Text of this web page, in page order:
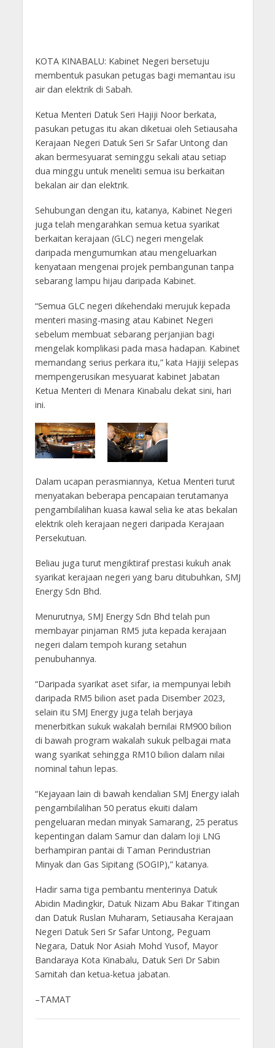
KOTA KINABALU: Kabinet Negeri bersetuju
membentuk pasukan petugas bagi memantau isu
air dan elektrik di Sabah.
Ketua Menteri Datuk Seri Hajiji Noor berkata,
pasukan petugas itu akan diketuai oleh Setiausaha
Kerajaan Negeri Datuk Seri Sr Safar Untong dan
akan bermesyuarat seminggu sekali atau setiap
dua minggu untuk meneliti semua isu berkaitan
bekalan air dan elektrik.
Sehubungan dengan itu, katanya, Kabinet Negeri
juga telah mengarahkan semua ketua syarikat
berkaitan kerajaan (GLC) negeri mengelak
daripada mengumumkan atau mengeluarkan
kenyataan mengenai projek pembangunan tanpa
sebarang lampu hijau daripada Kabinet.
“Semua GLC negeri dikehendaki merujuk kepada
menteri masing-masing atau Kabinet Negeri
sebelum membuat sebarang perjanjian bagi
mengelak komplikasi pada masa hadapan. Kabinet
memandang serius perkara itu,” kata Hajiji selepas
mempengerusikan mesyuarat kabinet Jabatan
Ketua Menteri di Menara Kinabalu dekat sini, hari
ini.
Dalam ucapan perasmiannya, Ketua Menteri turut
menyatakan beberapa pencapaian terutamanya
pengambilalihan kuasa kawal selia ke atas bekalan
elektrik oleh kerajaan negeri daripada Kerajaan
Persekutuan.
Beliau juga turut mengiktiraf prestasi kukuh anak
syarikat kerajaan negeri yang baru ditubuhkan, SMJ
Energy Sdn Bhd.
Menurutnya, SMJ Energy Sdn Bhd telah pun
membayar pinjaman RM5 juta kepada kerajaan
negeri dalam tempoh kurang setahun
penubuhannya.
“Daripada syarikat aset sifar, ia mempunyai lebih
daripada RM5 bilion aset pada Disember 2023,
selain itu SMJ Energy juga telah berjaya
menerbitkan sukuk wakalah bernilai RM900 bilion
di bawah program wakalah sukuk pelbagai mata
wang syarikat sehingga RM10 bilion dalam nilai
nominal tahun lepas.
“Kejayaan lain di bawah kendalian SMJ Energy ialah
pengambilalihan 50 peratus ekuiti dalam
pengeluaran medan minyak Samarang, 25 peratus
kepentingan dalam Samur dan dalam loji LNG
berhampiran pantai di Taman Perindustrian
Minyak dan Gas Sipitang (SOGIP),” katanya.
Hadir sama tiga pembantu menterinya Datuk
Abidin Madingkir, Datuk Nizam Abu Bakar Titingan
dan Datuk Ruslan Muharam, Setiausaha Kerajaan
Negeri Datuk Seri Sr Safar Untong, Peguam
Negara, Datuk Nor Asiah Mohd Yusof, Mayor
Bandaraya Kota Kinabalu, Datuk Seri Dr Sabin
Samitah dan ketua-ketua jabatan.
–TAMAT